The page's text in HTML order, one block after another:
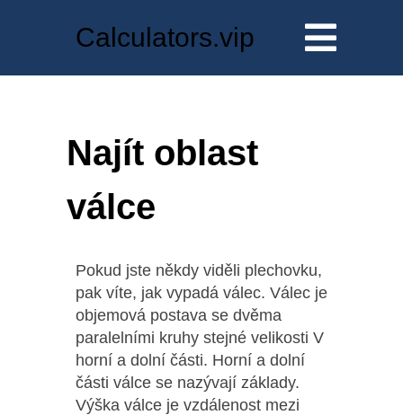
Calculators.vip
Najít oblast
válce
Pokud jste někdy viděli plechovku,
pak víte, jak vypadá válec. Válec je
objemová postava se dvěma
paralelními kruhy stejné velikosti V
horní a dolní části. Horní a dolní
části válce se nazývají základy.
Výška válce je vzdálenost mezi